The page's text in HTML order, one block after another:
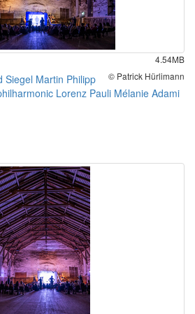
4.54MB
© Patrick Hürlimann
Siegel Martin Philipp
Lorenz Pauli Mélanie Adami